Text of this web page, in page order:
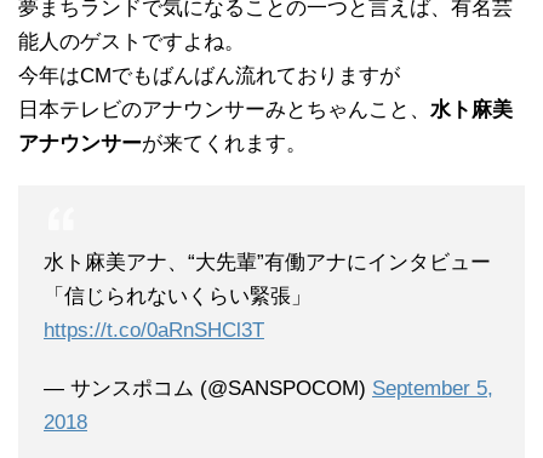
夢まちランドで気になることの一つと言えば、有名芸
能人のゲストですよね。
今年はCMでもばんばん流れておりますが
日本テレビのアナウンサーみとちゃんこと、 水ト麻美
アナウンサーが来てくれます。
水ト麻美アナ、“大先輩”有働アナにインタビュー
「信じられないくらい緊張」
https://t.co/0aRnSHCl3T
— サンスポコム (@SANSPOCOM) September 5,
2018